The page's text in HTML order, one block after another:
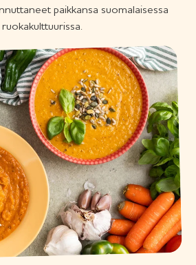
paikkansa suomalaisessa
ruokakulttuurissa.